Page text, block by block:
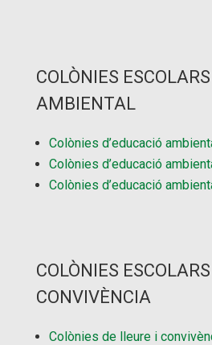
COLÒNIES
AMBIENTAL
Colònies d’educació
Colònies d’educació
Colònies d’educació
COLÒNIES
CONVIVÈNCIA
Colònies de lleure i